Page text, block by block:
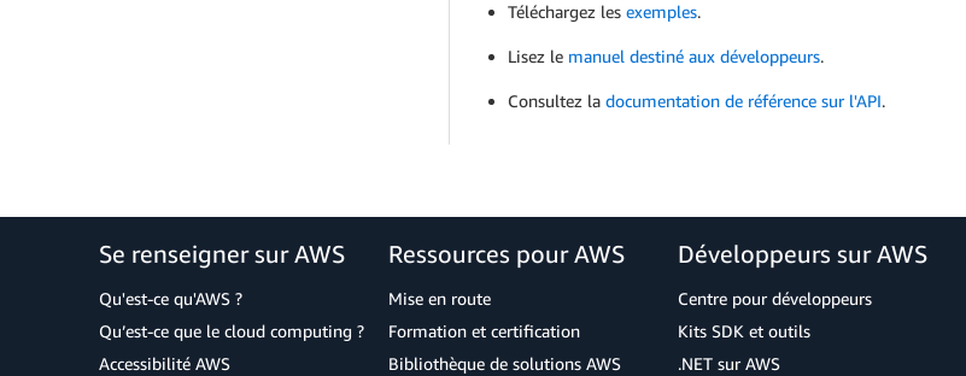
Téléchargez les exemples.
Lisez le manuel destiné aux développeurs.
Consultez la documentation de référence sur l'API.
Se renseigner sur AWS
Qu'est-ce qu'AWS ?
Qu’est-ce que le cloud computing ?
Accessibilité AWS
Ressources pour AWS
Mise en route
Formation et certification
Bibliothèque de solutions AWS
Développeurs sur AWS
Centre pour développeurs
Kits SDK et outils
.NET sur AWS